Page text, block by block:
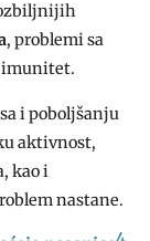
, problemi sa
imunitet.
i poboljšanju
aktivnost,
kao i
nastane.